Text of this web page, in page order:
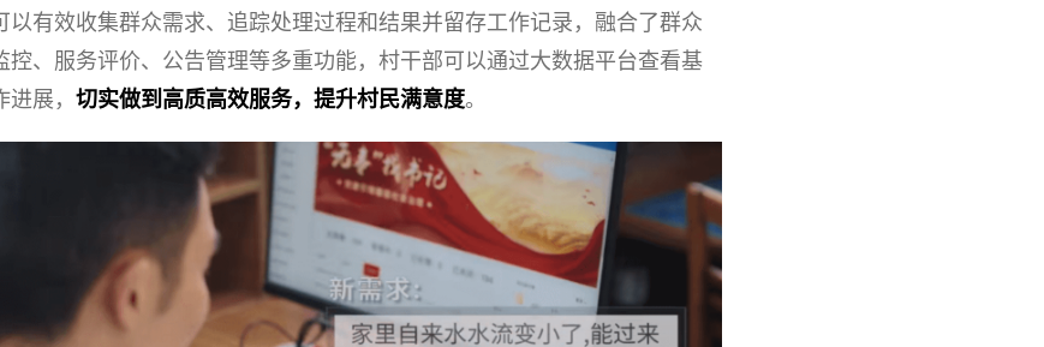
以有效收集群众需求、追踪处理过程和结果并留存工作记录，融合了群众
控、服务评价、公告管理等多重功能，村干部可以通过大数据平台查看基
展， 切实做到高质高效服务，提升村民满意度。